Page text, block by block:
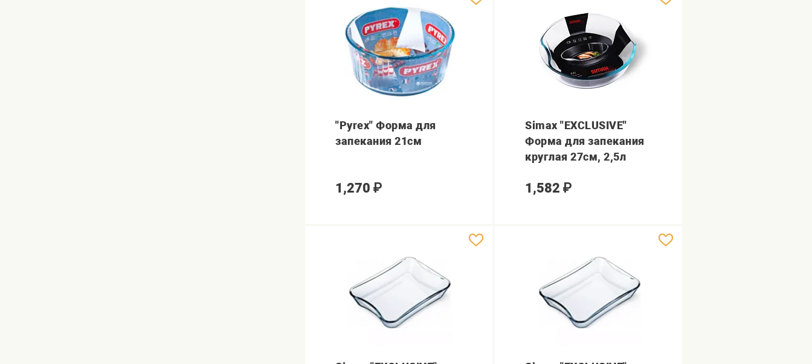
"Pyrex" Форма для
запекания 21см
1,270 ₽
Simax "EXCLUSIVE"
Форма для запекания
круглая 27см, 2,5л
1,582 ₽